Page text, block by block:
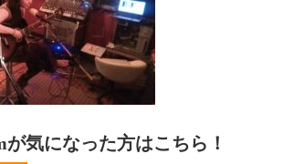
気になった方はこちら！